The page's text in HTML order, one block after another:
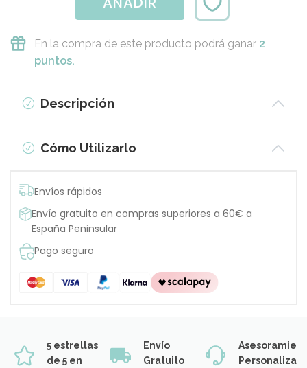
En la compra de este producto podrá ganar 2
puntos.
Descripción
Cómo Utilizarlo
Envíos rápidos
Envío gratuito en compras superiores a 60€ a
España Peninsular
Pago seguro
5 estrellas
de 5 en
Envío
Gratuito